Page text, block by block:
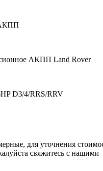
АКПП Land Rover
D3/4/RRS/RRV
для уточнения
свяжитесь с нашими